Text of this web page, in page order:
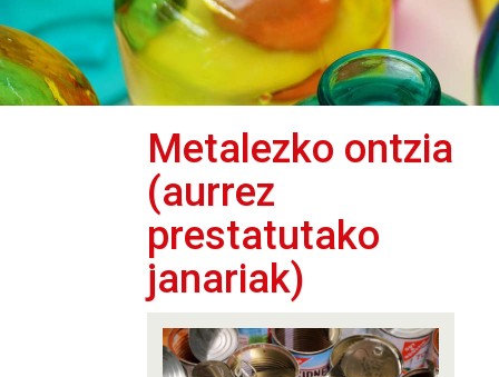
Metalezko ontzia
(aurrez
prestatutako
janariak)